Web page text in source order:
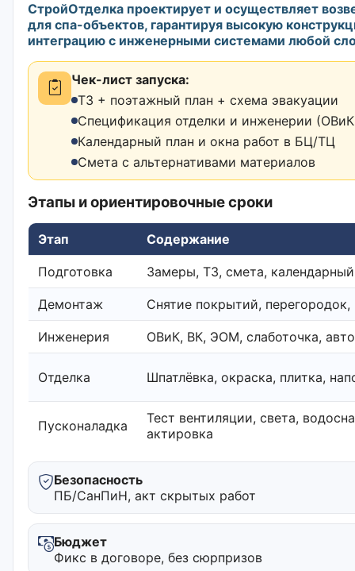
СтройОтделка проектирует и осуществляет
для спа-объектов, гарантируя высокую
интеграцию с инженерными системами любой
Чек-лист запуска:
ТЗ + поэтажный план + схема эвакуации
Спецификация отделки и инженерии
Календарный план и окна работ в БЦ/ТЦ
Смета с альтернативами материалов
Этапы и ориентировочные сроки
Этап Содержание
Подготовка Замеры, ТЗ, смета,
Демонтаж Снятие покрытий,
Инженерия ОВиК, ВК, ЭОМ, слаботочка,
Отделка Шпатлёвка, окраска, плитка,
Пусконаладка
Тест вентиляции, света,
актировка
Безопасность
ПБ/СанПиН, акт скрытых работ
Бюджет
Фикс в договоре, без сюрпризов